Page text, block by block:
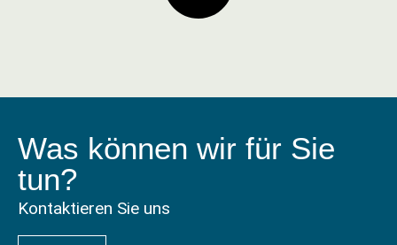
Was können wir für Sie
tun?
Kontaktieren Sie uns